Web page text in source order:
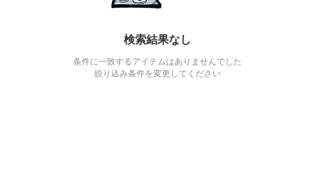
検索結果なし
条件に一致するアイテムはありませんでした
絞り込み条件を変更してください